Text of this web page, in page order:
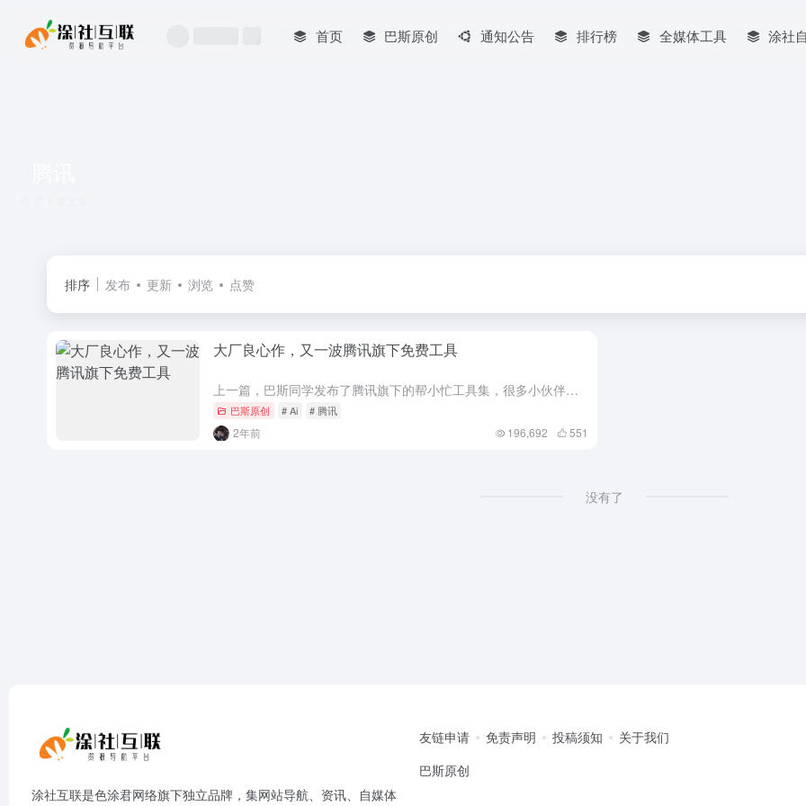
首页 巴斯原创 通知公告 排行榜 全媒体工具 涂社
排序 发布 更新 浏览 点赞
大厂良心作，又一波腾讯旗下免费工具
上一篇，巴斯同学发布了腾讯旗下的帮小忙工具集，很多小伙伴通过私信反馈，需要这需要那，所以，今天应邀，再分享一些免费高效的，鹅厂自营的免费工具 今天巴斯同学为你推荐几个由腾讯自营，在所属方面可以说领先同...
巴斯原创 # Ai # 腾讯
2年前 196,692 551
没有了
涂社互联是色涂君网络旗下独立品牌，集网站导航、资讯、自媒体
友链申请 免责声明 投稿须知
关于我们
巴斯原创